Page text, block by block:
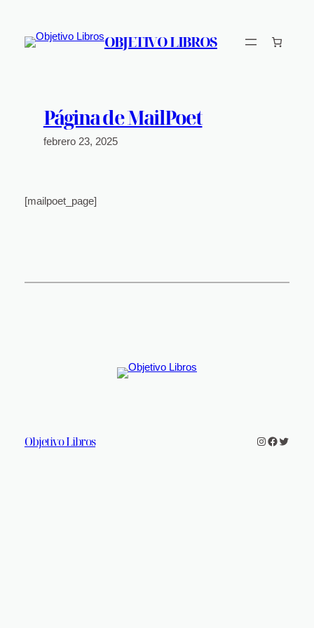
contenido
OBJETIVO LIBROS
Página de MailPoet
febrero 23, 2025
[mailpoet_page]
Objetivo Libros Instagram
Twitter